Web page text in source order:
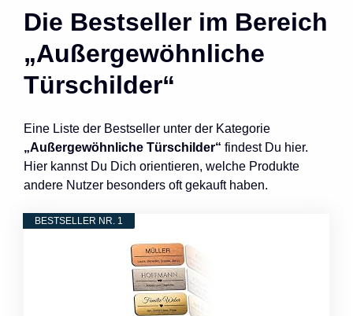
Die Bestseller im Bereich
„Außergewöhnliche
Türschilder“
Eine Liste der Bestseller unter der Kategorie
„Außergewöhnliche Türschilder“ findest Du hier.
Hier kannst Du Dich orientieren, welche Produkte
andere Nutzer besonders oft gekauft haben.
BESTSELLER NR. 1